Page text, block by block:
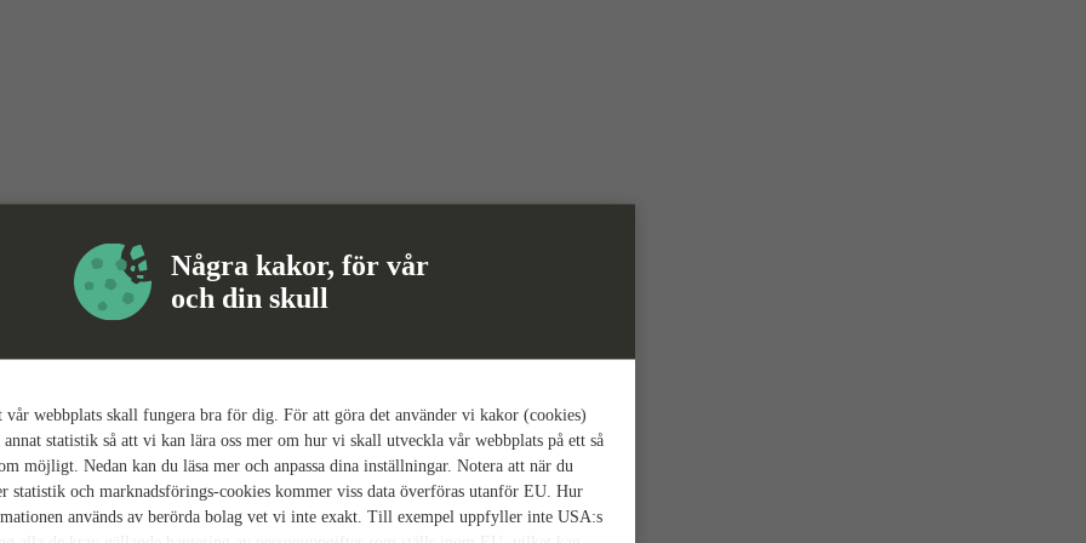
Några kakor, för vår
och din skull
webbplats skall fungera bra för dig. För att göra det använder vi kakor (cookies)
statistik så att vi kan lära oss mer om hur vi skall utveckla vår webbplats på ett så
möjligt. Nedan kan du läsa mer och anpassa dina inställningar. Notera att när du
statistik och marknadsförings-cookies kommer viss data överföras utanför EU. Hur
används av berörda bolag vet vi inte exakt. Till exempel uppfyller inte USA:s